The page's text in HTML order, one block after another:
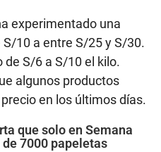
experimentado una
10 a entre S/25 y S/30.
de S/6 a S/10 el kilo.
algunos productos
en los últimos días.
que solo en Semana
7000 papeletas